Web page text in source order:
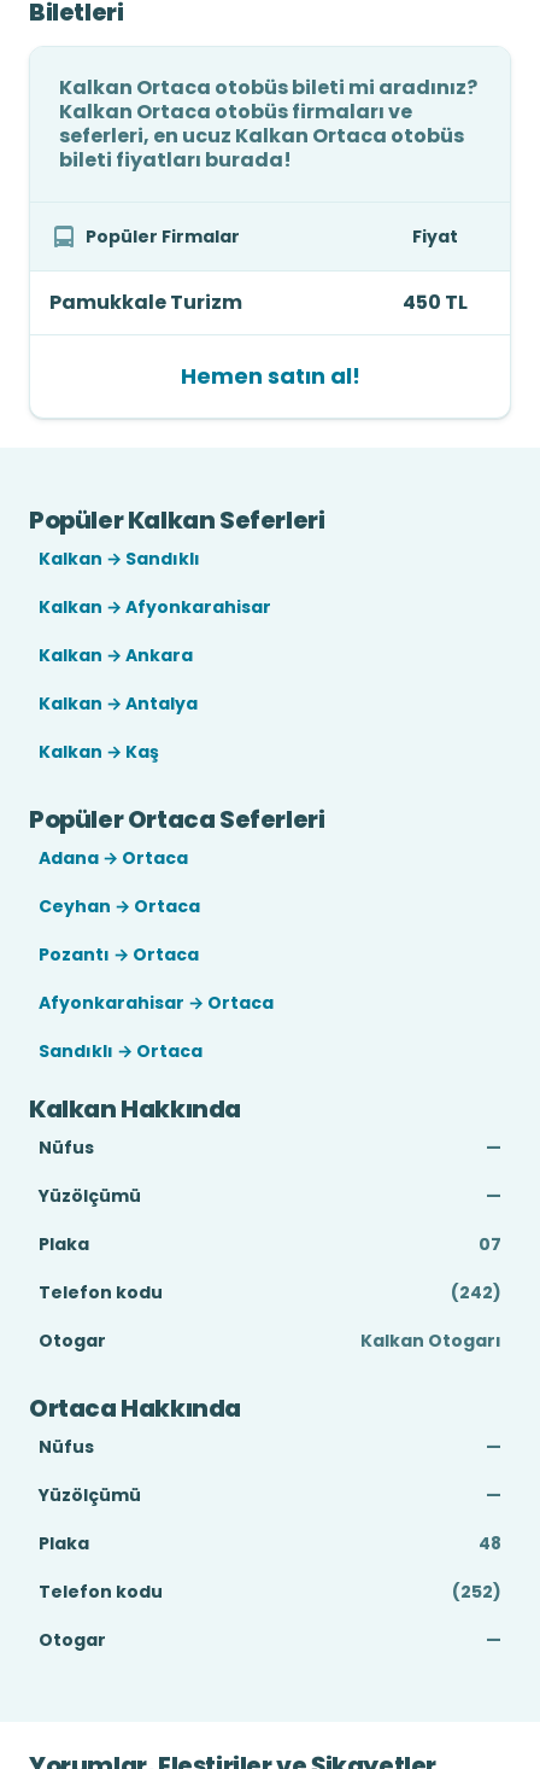
Biletleri
Kalkan Ortaca otobüs bileti mi aradınız?
Kalkan Ortaca otobüs firmaları ve
seferleri, en ucuz Kalkan Ortaca otobüs
bileti fiyatları burada!
Popüler Firmalar Fiyat
Pamukkale Turizm 450 TL
Hemen satın al!
Popüler Kalkan Seferleri
Kalkan → Sandıklı
Kalkan → Afyonkarahisar
Kalkan → Ankara
Kalkan → Antalya
Kalkan → Kaş
Popüler Ortaca Seferleri
Adana → Ortaca
Ceyhan → Ortaca
Pozantı → Ortaca
Afyonkarahisar → Ortaca
Sandıklı → Ortaca
Kalkan Hakkında
Nüfus
—
Yüzölçümü
—
Plaka
07
Telefon kodu
(242)
Otogar
Kalkan Otogarı
Ortaca Hakkında
Nüfus
—
Yüzölçümü
—
Plaka
48
Telefon kodu
(252)
Otogar
—